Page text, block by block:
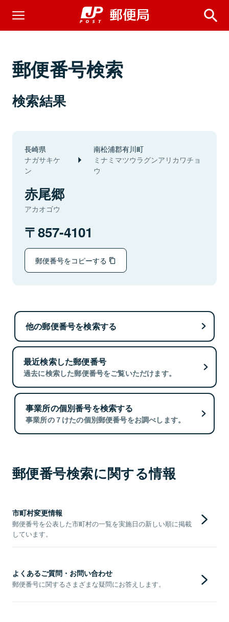
郵便番号検索
検索結果
長崎県
ナガサキケ
ン
南松浦郡有川町
ミナミマツウラグンアリカワチョ
ウ
赤尾郷
アカオゴウ
857-4101
郵便番号をコピーする
他の郵便番号を検索する
最近検索した郵便番号
過去に検索した郵便番号をご覧いただけます。
事業所の個別番号を検索する
事業所の７けたの個別郵便番号をお調べします。
郵便番号検索に関する情報
市町村変更情報
郵便番号を公表した市町村の一覧を実施日の新しい順に掲載
しています。
よくあるご質問・お問い合わせ
郵便番号に関するさまざまな疑問にお答えします。